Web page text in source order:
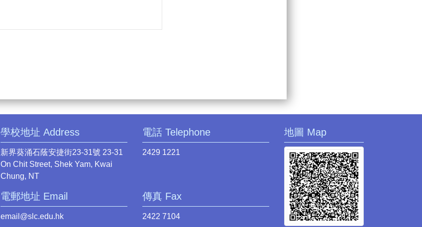
學校地址 Address
新界葵涌石蔭安捷街23-31號 23-31
On Chit Street, Shek Yam, Kwai
Chung, NT
電話 Telephone
2429 1221
電郵地址 Email
email@slc.edu.hk
傳真 Fax
2422 7104
地圖 Map